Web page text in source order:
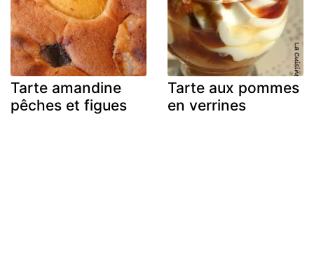
Tarte amandine
pêches et figues
Tarte aux pommes
en verrines